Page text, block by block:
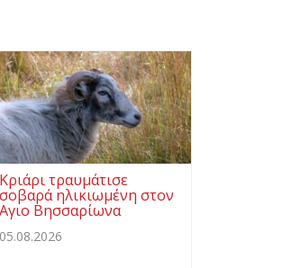
Κριάρι τραυμάτισε
σοβαρά ηλικιωμένη στον
Αγιο Βησσαρίωνα
05.08.2026